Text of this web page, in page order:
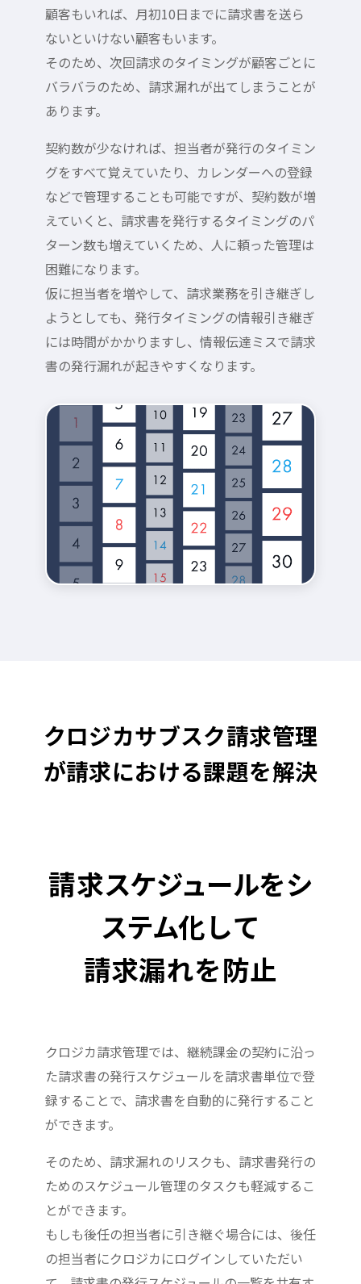
顧客もいれば、月初10日までに請求書を送ら
ないといけない顧客もいます。
そのため、次回請求のタイミングが顧客ごとに
バラバラのため、請求漏れが出てしまうことが
あります。
契約数が少なければ、担当者が発行のタイミン
グをすべて覚えていたり、カレンダーへの登録
などで管理することも可能ですが、契約数が増
えていくと、請求書を発行するタイミングのパ
ターン数も増えていくため、人に頼った管理は
困難になります。
仮に担当者を増やして、請求業務を引き継ぎし
ようとしても、発行タイミングの情報引き継ぎ
には時間がかかりますし、情報伝達ミスで請求
書の発行漏れが起きやすくなります。
クロジカサブスク請求管理
が請求における課題を解決
請求スケジュールをシ
ステム化して
請求漏れを防止
クロジカ請求管理では、継続課金の契約に沿っ
た請求書の発行スケジュールを請求書単位で登
録することで、請求書を自動的に発行すること
ができます。
そのため、請求漏れのリスクも、請求書発行の
ためのスケジュール管理のタスクも軽減するこ
とができます。
もしも後任の担当者に引き継ぐ場合には、後任
の担当者にクロジカにログインしていただい